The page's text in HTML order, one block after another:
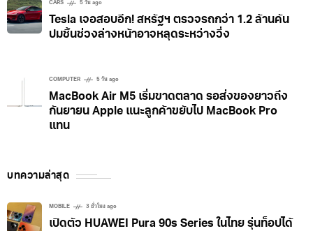
CARS 5 วัน ago
Tesla เจอสอบอีก! สหรัฐฯ ตรวจรถกว่า 1.2 ล้านคัน
ปมชิ้นช่วงล่างหน้าอาจหลุดระหว่างวิ่ง
COMPUTER 5 วัน ago
MacBook Air M5 เริ่มขาดตลาด รอส่งของยาวถึง
กันยายน Apple แนะลูกค้าขยับไป MacBook Pro
แทน
บทความล่าสุด
MOBILE 3 ชั่วโมง ago
เปิดตัว HUAWEI Pura 90s Series ในไทย รุ่นท็อปได้